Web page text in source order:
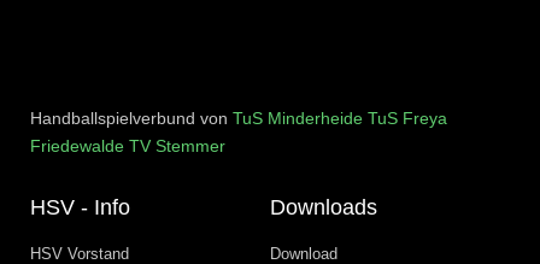
Handballspielverbund von TuS Minderheide TuS Freya
Friedewalde TV Stemmer
HSV - Info
HSV Vorstand
Downloads
Download